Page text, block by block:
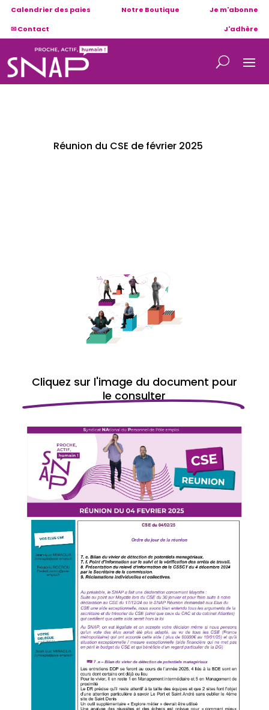
Calendrier des paies Notre Boutique
Je m'abonne
✉ Contact
J'adhère
Réunion du CSE de février 2025
Cliquez sur l'image du document pour
le consulter